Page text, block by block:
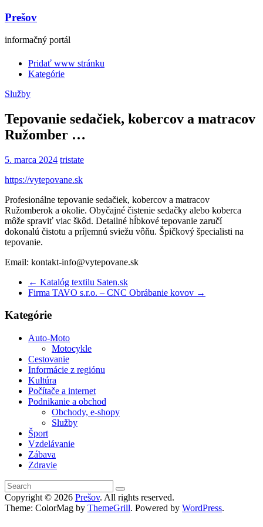
Prešov
informačný portál
Pridať www stránku
Kategórie
Služby
Tepovanie sedačiek, kobercov a matracov
Ružomber …
5. marca 2024 tristate
https://vytepovane.sk
Profesionálne tepovanie sedačiek, kobercov a matracov
Ružomberok a okolie. Obyčajné čistenie sedačky alebo koberca
môže spraviť viac škôd. Detailné hĺbkové tepovanie zaručí
dokonalú čistotu a príjemnú sviežu vôňu. Špičkový špecialisti na
tepovanie.
Email: kontakt-info@vytepovane.sk
← Katalóg textilu Saten.sk
Firma TAVO s.r.o. – CNC Obrábanie kovov →
Kategórie
Auto-Moto
Motocykle
Cestovanie
Informácie z regiónu
Kultúra
Počítače a internet
Podnikanie a obchod
Obchody, e-shopy
Služby
Šport
Vzdelávanie
Zábava
Zdravie
Copyright © 2026 Prešov. All rights reserved.
Theme: ColorMag by ThemeGrill. Powered by WordPress.